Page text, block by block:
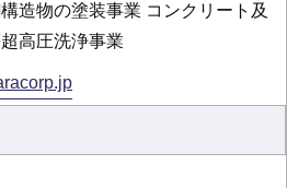
造物の塗装事業 コンクリート及
高圧洗浄事業